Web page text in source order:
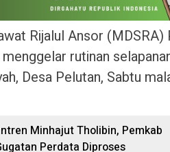
Rijalul Ansor (MDSRA)
rutinan
Desa Pelutan, Sabtu
Minhajut Tholibin, Pemkab
Perdata Diproses